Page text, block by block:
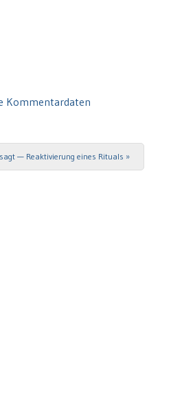
Kommentardaten
— Reaktivierung eines Rituals »